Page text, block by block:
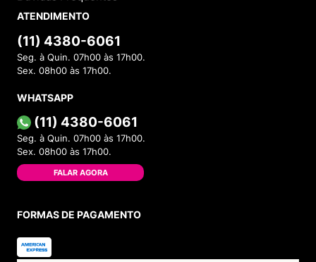
ATENDIMENTO
(11) 4380-6061
Seg. à Quin. 07h00 às 17h00.
Sex. 08h00 às 17h00.
WHATSAPP
(11) 4380-6061
Seg. à Quin. 07h00 às 17h00.
Sex. 08h00 às 17h00.
FALAR AGORA
FORMAS DE PAGAMENTO